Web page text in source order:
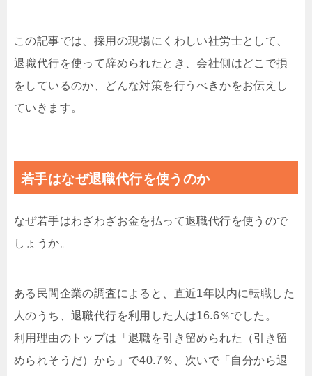
この記事では、採用の現場にくわしい社労士として、
退職代行を使って辞められたとき、会社側はどこで損
をしているのか、どんな対策を行うべきかをお伝えし
ていきます。
若手はなぜ退職代行を使うのか
なぜ若手はわざわざお金を払って退職代行を使うので
しょうか。
ある民間企業の調査によると、直近1年以内に転職した
人のうち、退職代行を利用した人は16.6％でした。
利用理由のトップは「退職を引き留められた（引き留
められそうだ）から」で40.7％、次いで「自分から退